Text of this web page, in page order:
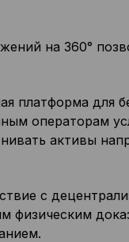
на 360°
платформа для
операторам
активы
с
физическим